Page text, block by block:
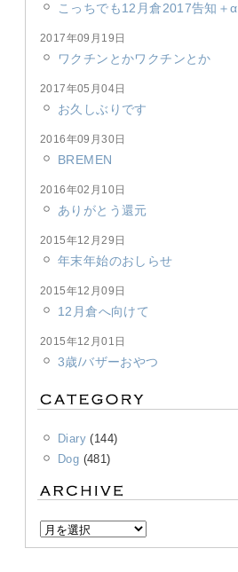
こっちでも12月倉2017告知＋α
2017年09月19日
ワクチンとかワクチンとか
2017年05月04日
お久しぶりです
2016年09月30日
BREMEN
2016年02月10日
ありがとう還元
2015年12月29日
年末年始のおしらせ
2015年12月09日
12月倉へ向けて
2015年12月01日
3歳/バザーおやつ
Diary(144)
Dog (481)